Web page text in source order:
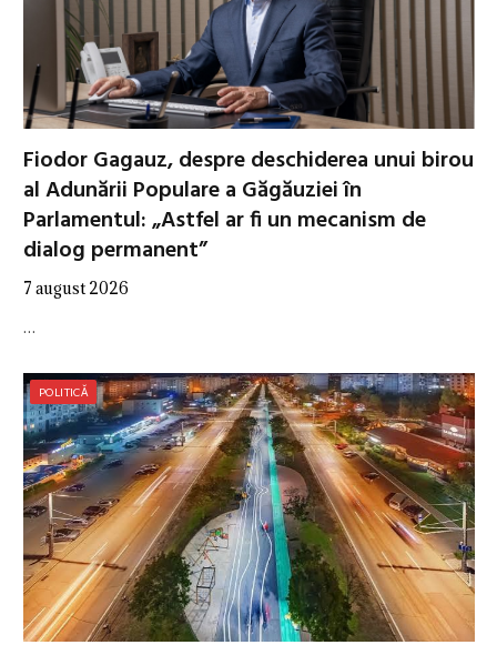
Fiodor Gagauz, despre deschiderea unui birou
al Adunării Populare a Găgăuziei în
Parlamentul: „Astfel ar fi un mecanism de
dialog permanent”
7 august 2026
…
POLITICĂ